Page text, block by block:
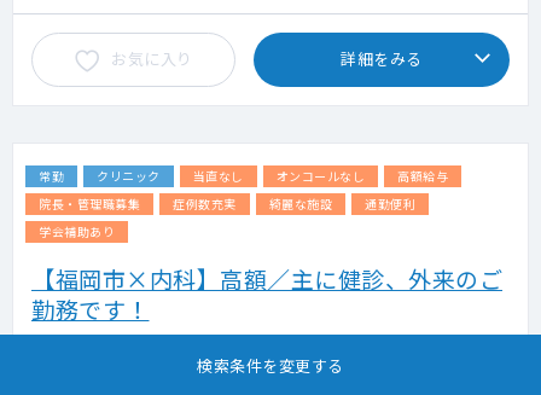
お気に入り 詳細をみる
常勤 クリニック 当直なし オンコールなし
高額給与
院長・管理職募集
症例数充実 綺麗な施設
通勤便利
学会補助あり
【福岡市×内科】高額／主に健診、外来のご
勤務です！
検索条件を変更する